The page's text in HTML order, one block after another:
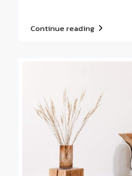
Continue reading